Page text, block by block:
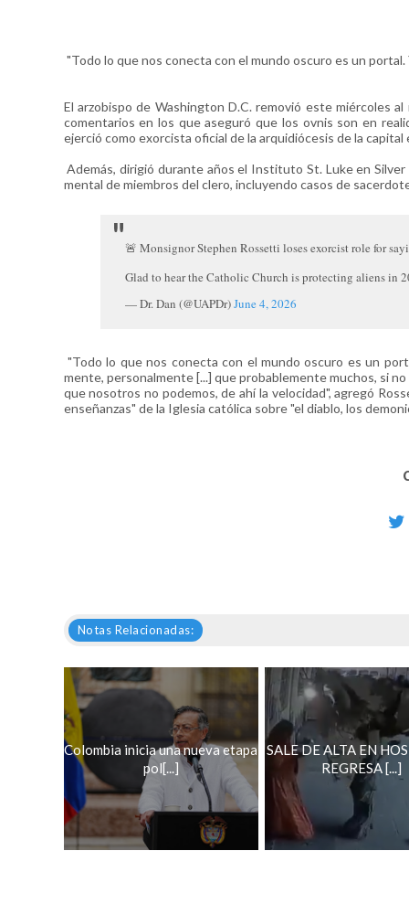
"Todo lo que nos conecta con el mundo oscuro es un
El arzobispo de Washington D.C. removió este miércoles
comentarios en los que aseguró que los ovnis son en
ejerció como exorcista oficial de la arquidiócesis de la
Además, dirigió durante años el Instituto St. Luke en
mental de miembros del clero, incluyendo casos de
🚨 Monsignor Stephen Rossetti loses exorcist role for
Glad to hear the Catholic Church is protecting aliens in
— Dr. Dan (@UAPDr)June 4, 2026
"Todo lo que nos conecta con el mundo oscuro es un
mente, personalmente [...] que probablemente muchos, si
que nosotros no podemos, de ahí la velocidad", agregó
enseñanzas" de la Iglesia católica sobre "el diablo, los
Notas Relacionadas:
Colombia inicia una nueva etapa
pol[...]
SALE DE ALTA EN
REGRESA [...]